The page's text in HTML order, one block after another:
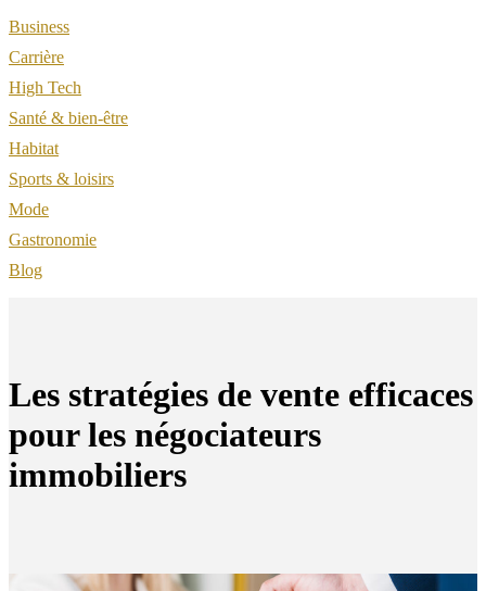
Business
Carrière
High Tech
Santé & bien-être
Habitat
Sports & loisirs
Mode
Gastronomie
Blog
Les stratégies de vente efficaces
pour les négociateurs
immobiliers